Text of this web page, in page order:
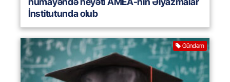
İnstitutunda olub
Gündəm